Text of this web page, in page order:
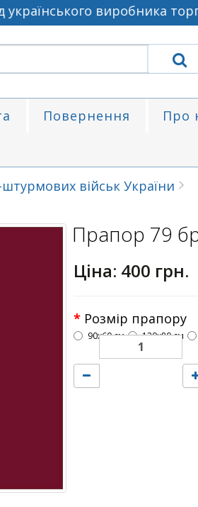
виробника
Повернення Про
військ України
Прапор 79
Ціна: 400 грн.
Розмір прапору
90х60 см 120х80 см